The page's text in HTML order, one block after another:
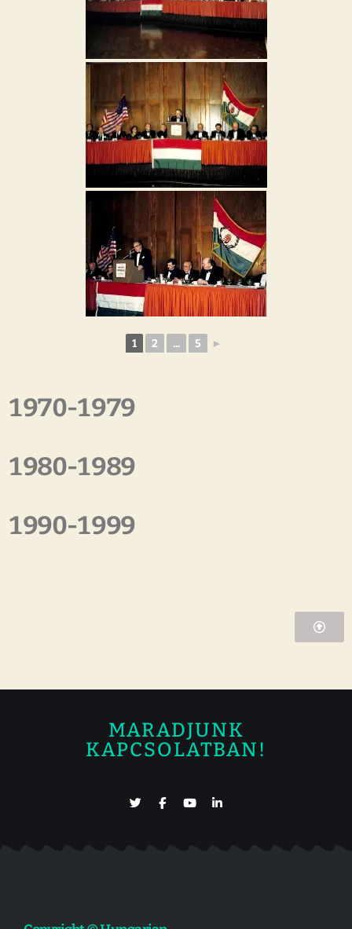
1 2 ... 5 ►
1970-1979
1980-1989
1990-1999
MARADJUNK
KAPCSOLATBAN!